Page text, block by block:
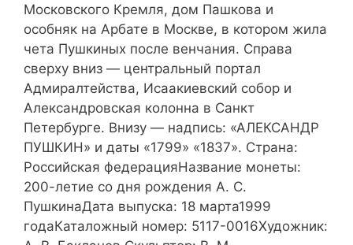
Московского Кремля, дом Пашкова и
особняк на Арбате в Москве, в котором жила
чета Пушкиных после венчания. Справа
сверху вниз — центральный портал
Адмиралтейства, Исаакиевский собор и
Александровская колонна в Санкт
Петербурге. Внизу — надпись: «АЛЕКСАНДР
ПУШКИН» и даты «1799» «1837». Страна:
Российская федерацияНазвание монеты:
200-летие со дня рождения А. С.
ПушкинаДата выпуска: 18 марта1999
годаКаталожный номер: 5117-0016Художник: